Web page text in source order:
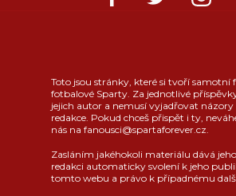
Toto jsou stránky, které si tvoří samotní
fotbalové Sparty. Za jednotlivé
jejich autor a nemusí vyjadřovat názory
redakce. Pokud chceš přispět i ty,
nás na fanousci@spartaforever.cz.
Zasláním jakéhokoli materiálu dává
redakci automaticky svolení k jeho
tomto webu a právo k případnému